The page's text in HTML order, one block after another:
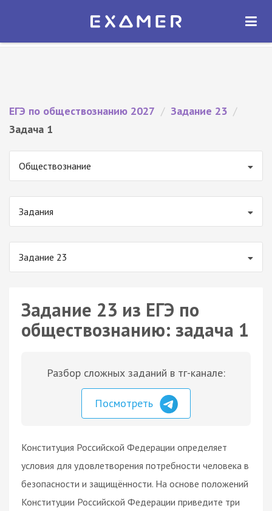
Экзамер — ЕГЭ 2027
ОТКРЫТЬ
ЕГЭ по обществознанию 2027 / Задание 23 /
Задача 1
Обществознание
Задания
Задание 23
Задание 23 из ЕГЭ по
обществознанию: задача 1
Разбор сложных заданий в тг-канале:
Посмотреть
Конституция Российской Федерации определяет
условия для удовлетворения потребности человека в
безопасности и защищённости. На основе положений
Конституции Российской Федерации приведите три